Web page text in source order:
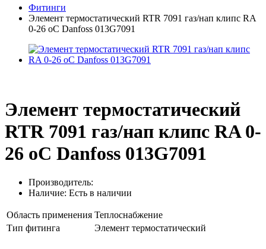
Фитинги
Элемент термостатический RTR 7091 газ/нап клипс RA
0-26 oC Danfoss 013G7091
Элемент термостатический
RTR 7091 газ/нап клипс RA 0-
26 oC Danfoss 013G7091
Производитель:
Наличие: Есть в наличии
Область применения Теплоснабжение
Тип фитинга
Элемент термостатический